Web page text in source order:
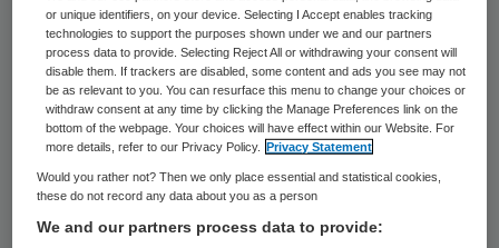
Hardheidsclausule
De NZa schrijft draagt ineen brief aan de
een aantal oplossingen aan voor
boekwaarde- en/of exploitatieproblemen
van ziekenhuizen die zijn ontstaan door
or unique identifiers, on your device. Selecting I Accept enables tracking
technologies to support the purposes shown under we and our partners
process data to provide. Selecting Reject All or withdrawing your consent will
disable them. If trackers are disabled, some content and ads you see may not
be as relevant to you. You can resurface this menu to change your choices or
withdraw consent at any time by clicking the Manage Preferences link on the
bottom of the webpage. Your choices will have effect within our Website. For
more details, refer to our Privacy Policy.
Privacy Statement
Would you rather not? Then we only place essential and statistical cookies,
these do not record any data about you as a person
We and our partners process data to provide: